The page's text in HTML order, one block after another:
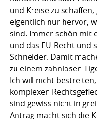
und Kreise zu
eigentlich nur hervor,
sind. Immer schön mit
und das EU-Recht und
Schneider. Damit
zu einem zahnlosen
Ich will nicht
komplexen
sind gewiss nicht in
Antrag macht sich die